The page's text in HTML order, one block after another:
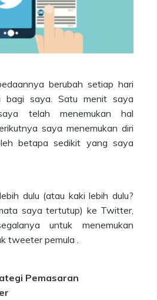
berubah setiap hari
bagi saya. Satu menit saya
telah menemukan hal
saya menemukan diri
betapa sedikit yang saya
dulu (atau kaki lebih dulu?
saya tertutup) ke Twitter,
untuk menemukan
tweeter pemula .
Pemasaran